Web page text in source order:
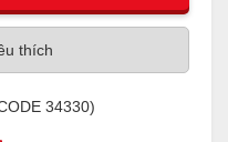
thích
34330)